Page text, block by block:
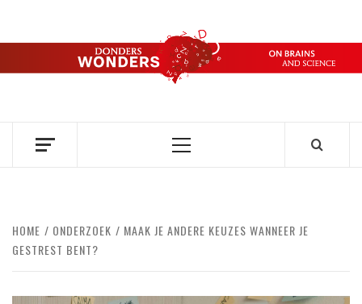
de
DONDERS
OVER HERSENEN EN WETENSCHAP // ON BRAINS AND
Primair
HOME ONDERZOEK
MAAK JE ANDERE KEUZES WANNEER JE
GESTREST BENT?